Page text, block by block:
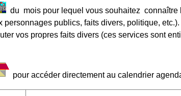
du mois pour lequel vous souhaitez connaître
personnages publics, faits divers, politique,
vos propres faits divers (ces services sont
pour accéder directement au calendrier